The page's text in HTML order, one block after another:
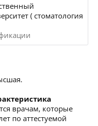
( стоматология
врачам, которые
по аттестуемой